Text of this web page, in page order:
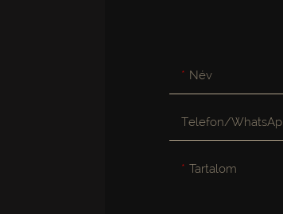
Név
Telefon/
Tartalom